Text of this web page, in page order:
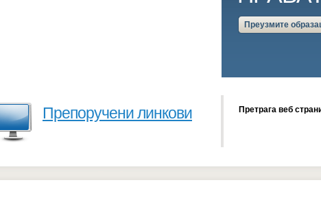
Преузмите
Препоручени линкови Претрага веб